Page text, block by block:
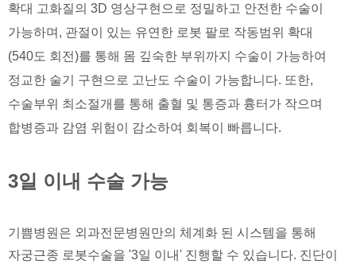
확대 고화질의 3D 영상구현으로 정밀하고 안전한 수술이
가능하며, 관절이 있는 유연한 로봇 팔로 작동범위 확대
(540도 회전)를 통해 몸 깊숙한 부위까지 수술이 가능하여
정교한 술기 구현으로 고난도 수술이 가능합니다. 또한,
수술부위 최소절개를 통해 출혈 및 통증과 흉터가 작으며
합병증과 감염 위험이 감소하여 회복이 빠릅니다.
3일 이내 수술 가능
기쁨병원은 외과전문병원만의 체계화 된 시스템을 통해
자궁근종 로봇수술을 '3일 이내' 진행할 수 있습니다. 진단이